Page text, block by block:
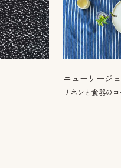
ニューリージ
リネンと食器の